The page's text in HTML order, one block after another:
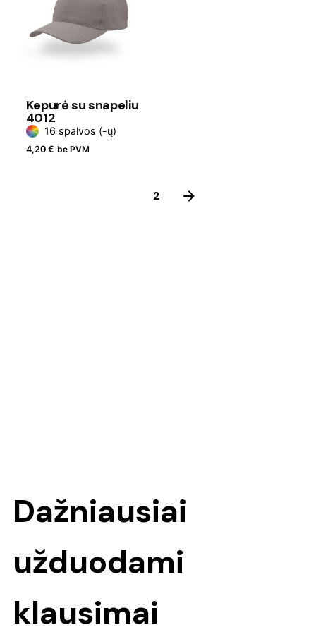
Kepurė su snapeliu
4012
16 spalvos (-ų)
4,20 € be PVM
2
Dažniausiai
užduodami
klausimai